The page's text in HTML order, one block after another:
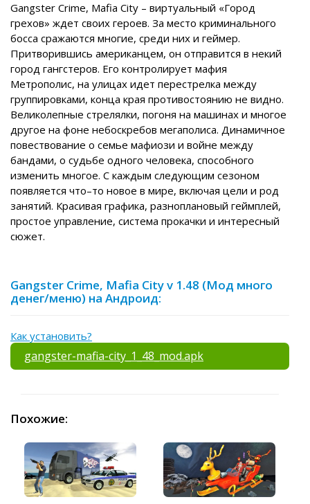
Gangster Crime, Mafia City – виртуальный «Город
грехов» ждет своих героев. За место криминального
босса сражаются многие, среди них и геймер.
Притворившись американцем, он отправится в некий
город гангстеров. Его контролирует мафия
Метрополис, на улицах идет перестрелка между
группировками, конца края противостоянию не видно.
Великолепные стрелялки, погоня на машинах и многое
другое на фоне небоскребов мегаполиса. Динамичное
повествование о семье мафиози и войне между
бандами, о судьбе одного человека, способного
изменить многое. С каждым следующим сезоном
появляется что–то новое в мире, включая цели и род
занятий. Красивая графика, разноплановый геймплей,
простое управление, система прокачки и интересный
сюжет.
Gangster Crime, Mafia City v 1.48 (Мод много
денег/меню) на Андроид:
Как установить?
gangster-mafia-city_1_48_mod.apk
Похожие: